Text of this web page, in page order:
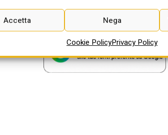
Accetta Nega
Cookie PolicyPrivacy Policy